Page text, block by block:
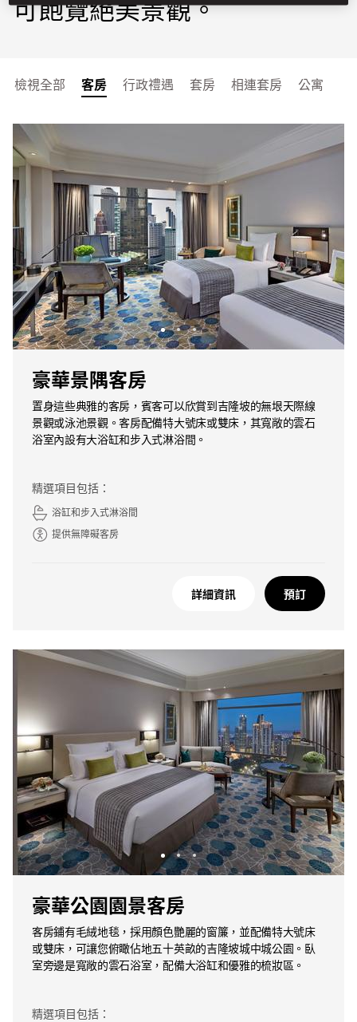
可飽覽絕美景觀。
檢視全部 客房 行政禮遇 套房 相連套房 公寓
豪華景隅客房
置身這些典雅的客房，賓客可以欣賞到吉隆坡的無垠天際線
景觀或泳池景觀。客房配備特大號床或雙床，其寬敞的雲石
浴室內設有大浴缸和步入式淋浴間。
精選項目包括：
浴缸和步入式淋浴間
提供無障礙客房
詳細資訊 預訂
豪華公園園景客房
客房鋪有毛絨地毯，採用顏色艷麗的窗簾，並配備特大號床
或雙床，可讓您俯瞰佔地五十英畝的吉隆坡城中城公園。臥
室旁邊是寬敞的雲石浴室，配備大浴缸和優雅的梳妝區。
精選項目包括：